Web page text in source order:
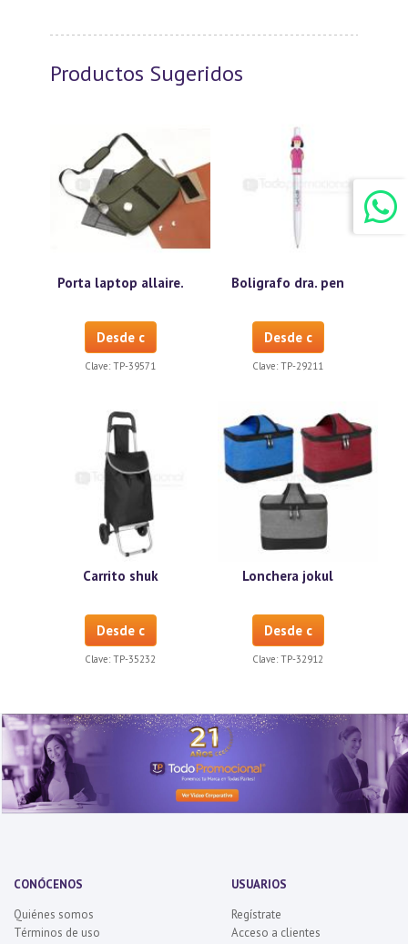
Productos Sugeridos
Porta laptop allaire.
Desde c
Clave: TP-39571
Boligrafo dra. pen
Desde c
Clave: TP-29211
Carrito shuk
Desde c
Clave: TP-35232
Lonchera jokul
Desde c
Clave: TP-32912
CONÓCENOS
Quiénes somos
Términos de uso
USUARIOS
Regístrate
Acceso a clientes